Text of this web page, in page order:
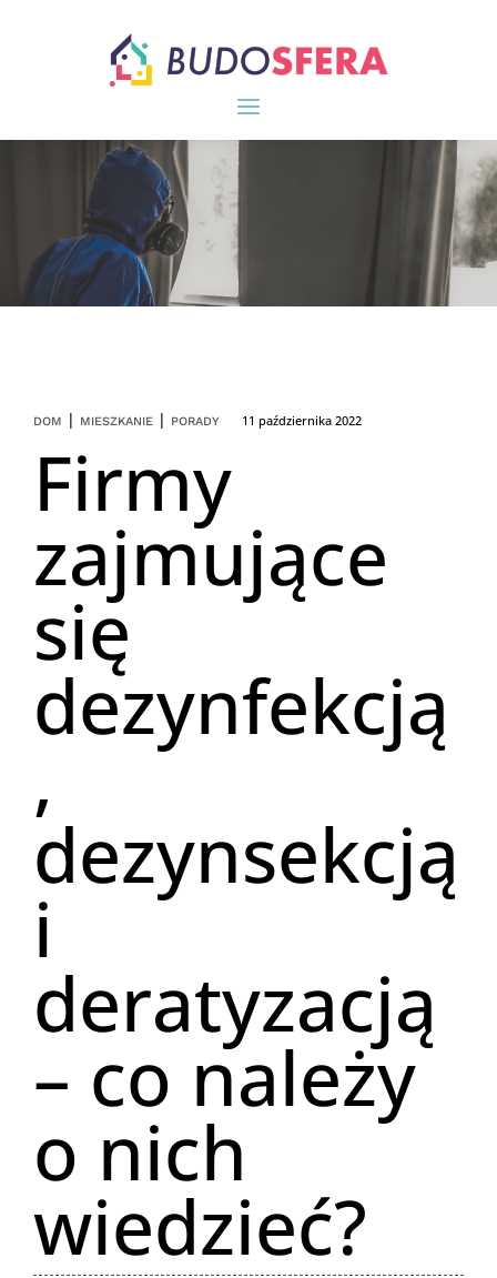
DOM | MIESZKANIE | PORADY 11 października 2022
Firmy
zajmujące
się
dezynfekcją
,
dezynsekcją
i
deratyzacją
– co należy
o nich
wiedzieć?